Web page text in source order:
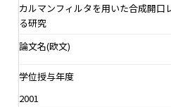
カルマンフィルタを用いた合成開口
る研究
論文名(欧文)
学位授与年度
2001